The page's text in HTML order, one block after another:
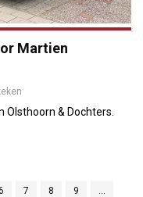
Martien
& Dochters.
7 8 9